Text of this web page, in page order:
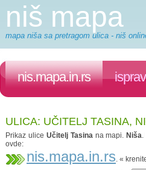
niš mapa
mapa niša sa pretragom ulica - niš
nis.mapa.in.rs
ULICA: UČITELJ TASINA,
Prikaz ulice Učitelj Tasinana mapi. Niša.
ovde:
nis.mapa.in.rs. «